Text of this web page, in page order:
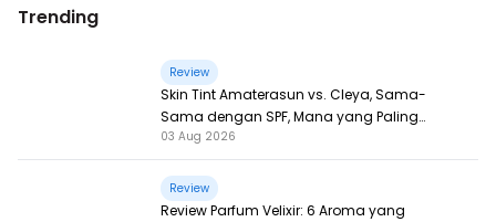
Trending
Review
Skin Tint Amaterasun vs. Cleya, Sama-
Sama dengan SPF, Mana yang Paling
Nampol?
03 Aug 2026
Review
Review Parfum Velixir: 6 Aroma yang